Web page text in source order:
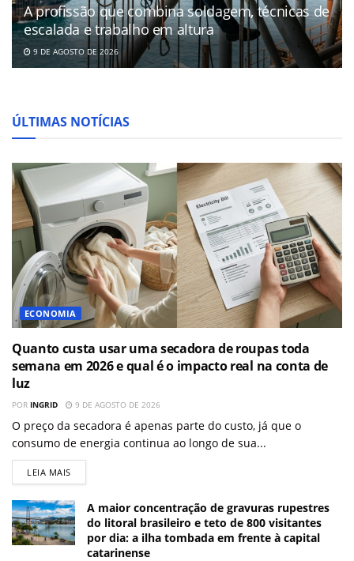
A profissão que combina soldagem, técnicas de
escalada e trabalho em altura
9 DE AGOSTO DE 2026
ÚLTIMAS NOTÍCIAS
ECONOMIA
Quanto custa usar uma secadora de roupas toda
semana em 2026 e qual é o impacto real na conta de
luz
POR INGRID 9 DE AGOSTO DE 2026
O preço da secadora é apenas parte do custo, já que o
consumo de energia continua ao longo de sua...
LEIA MAIS
A maior concentração de gravuras rupestres
do litoral brasileiro e teto de 800 visitantes
por dia: a ilha tombada em frente à capital
catarinense